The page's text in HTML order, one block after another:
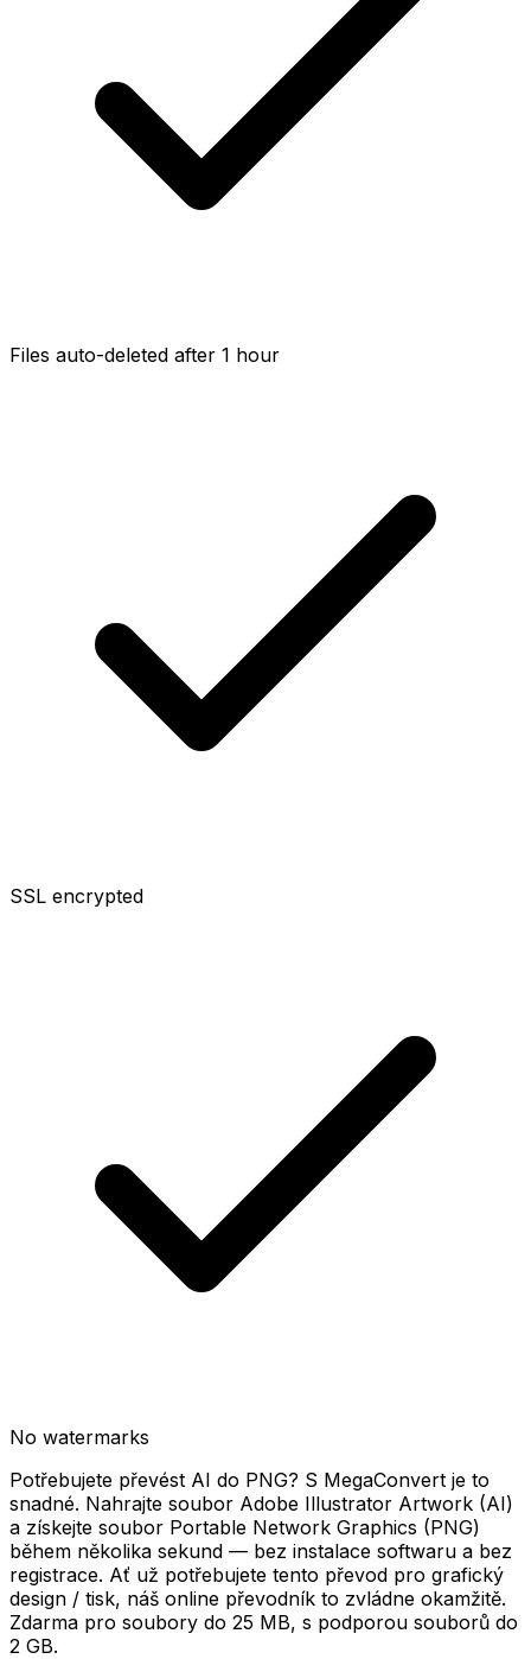
Files auto-deleted after 1 hour
SSL encrypted
No watermarks
Potřebujete převést AI do PNG? S MegaConvert je to
snadné. Nahrajte soubor Adobe Illustrator Artwork (AI)
a získejte soubor Portable Network Graphics (PNG)
během několika sekund — bez instalace softwaru a bez
registrace. Ať už potřebujete tento převod pro grafický
design / tisk, náš online převodník to zvládne okamžitě.
Zdarma pro soubory do 25 MB, s podporou souborů do
2 GB.